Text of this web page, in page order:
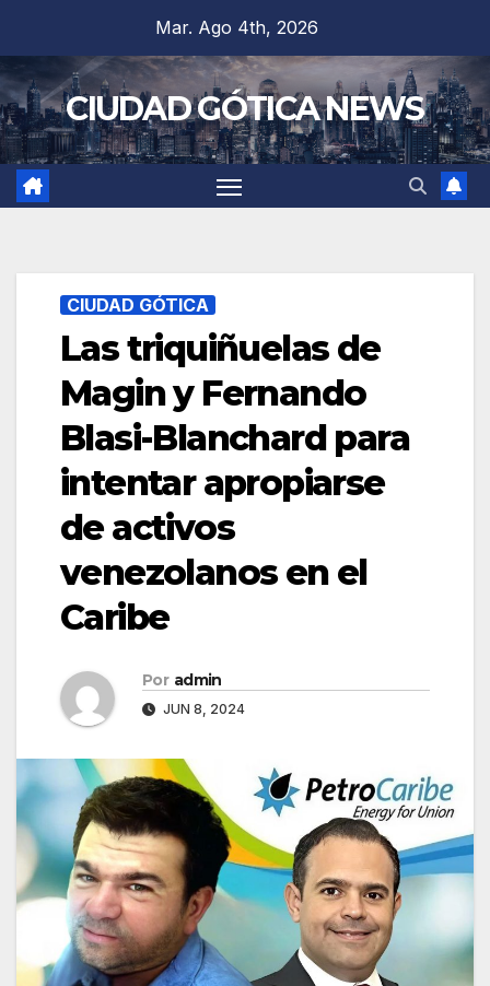
contenido
Mar. Ago 4th, 2026
CIUDAD GÓTICA NEWS
CIUDAD GÓTICA
Las triquiñuelas de
Magin y Fernando
Blasi-Blanchard para
intentar apropiarse
de activos
venezolanos en el
Caribe
Por admin
JUN 8, 2024